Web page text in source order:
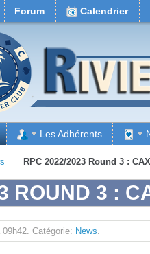
Forum Calendrier
Les Adhérents
RPC 2022/2023 Round 3 :
ROUND 3 :
09h42. Catégorie: News.